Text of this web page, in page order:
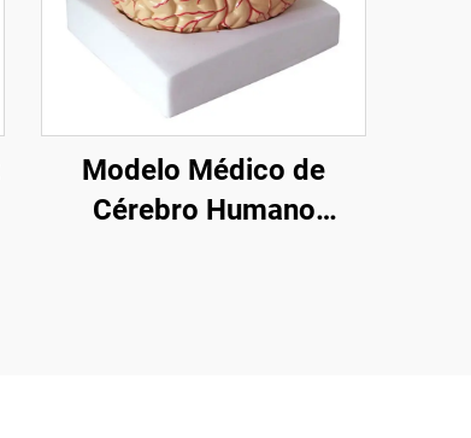
Modelo Médico de
Cérebro Humano